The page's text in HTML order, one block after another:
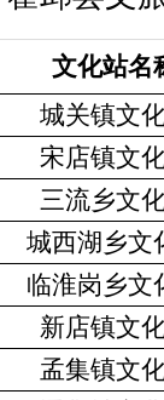
文化站名
城关镇文
宋店镇文
三流乡文
城西湖乡文
临淮岗乡文
新店镇文
孟集镇文